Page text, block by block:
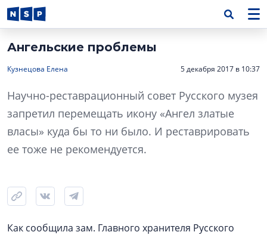
Ангельские проблемы
Кузнецова Елена 5 декабря 2017 в 10:37
Научно-реставрационный совет Русского музея
запретил перемещать икону «Ангел златые
власы» куда бы то ни было. И реставрировать
ее тоже не рекомендуется.
Как сообщила зам. Главного хранителя Русского